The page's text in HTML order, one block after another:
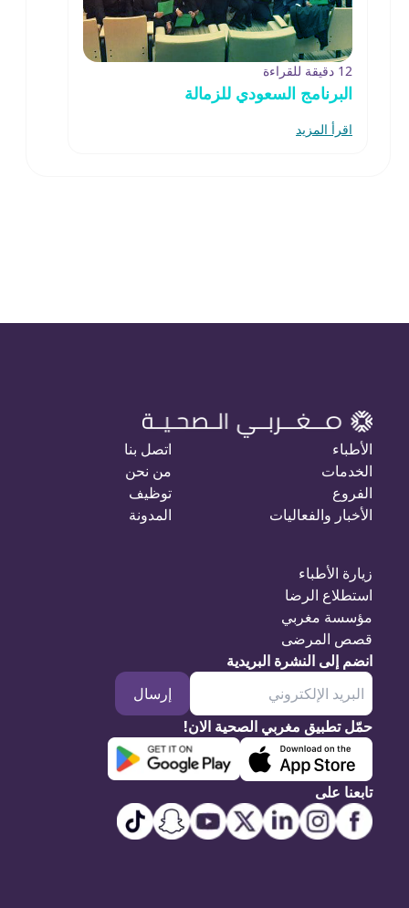
12 دقيقة للقراءة
البرنامج السعودي للزمالة
اقرأ المزيد
الأطباء
الخدمات
الفروع
الأخبار والفعاليات
اتصل بنا
من نحن
توظيف
المدونة
زيارة الأطباء
استطلاع الرضا
مؤسسة مغربي
قصص المرضى
انضم إلى النشرة البريدية
إرسال
حمّل تطبيق مغربي الصحية الان!
تابعنا على